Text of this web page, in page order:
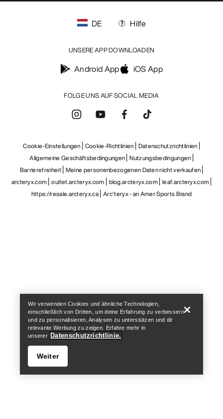
FOLGE UNS AUF SOCIAL MEDIA
DE Hilfe
UNSERE APP DOWNLOADEN
Android App iOS App
Cookie-Einstellungen Cookie-Richtlinien Datenschutzrichtlinien
Allgemeine Geschäftsbedingungen Nutzungsbedingungen
Barrierefreiheit Meine personenbezogenen Daten nicht verkaufen
arcteryx.com outlet.arcteryx.com blog.arcteryx.com leaf.arcteryx.com
https://resale.arcteryx.ca Arc'teryx - an Amer Sports Brand
Wir verwenden Cookies und ähnliche Technologien,
einschließlich von Dritten, um deine Erfahrung zu verbessern
und zu personalisieren, Analysen zu unterstützen und dir
relevante Werbung zu zeigen. Erfahre mehr in
unserer Datenschutzrichtlinie.
Weiter